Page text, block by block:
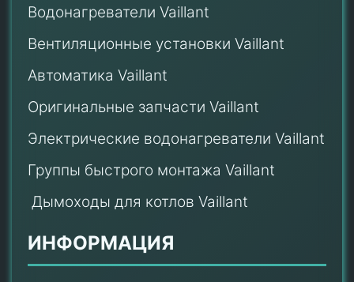
Водонагреватели Vaillant
Вентиляционные установки Vaillant
Автоматика Vaillant
Оригинальные запчасти Vaillant
Электрические водонагреватели Vaillant
Группы быстрого монтажа Vaillant
Дымоходы для котлов Vaillant
ИНФОРМАЦИЯ